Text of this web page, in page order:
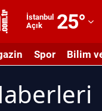
İstanbul
Açık
25°
Adıyaman
Afyonkarahisar
Spor Bilim